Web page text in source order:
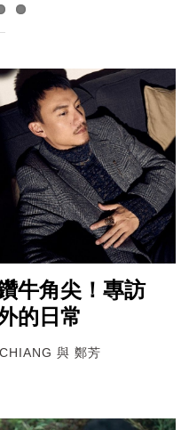
牛角尖！專訪
的日常
與 鄭芳